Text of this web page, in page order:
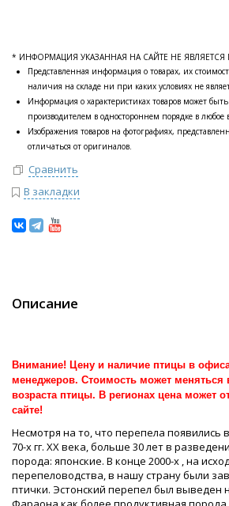
* ИНФОРМАЦИЯ УКАЗАННАЯ НА САЙТЕ НЕ
Представленная информация о товарах, их
наличия на складе ни при каких условиях не
Информация о характеристиках товаров может
производителем в одностороннем порядке в любое
Изображения товаров на фотографиях,
отличаться от оригиналов.
Сравнить
В закладки
Описание
Внимание! Цену и наличие птицы в
менеджеров. Стоимость может меняться
возраста птицы. В регионах цена может
сайте!
Несмотря на то, что перепела появились
70-х гг. XX века, больше 30 лет в
порода: японские. В конце 2000-х , на
перепеловодства, в нашу страну были
птички. Эстонский перепел был выведен